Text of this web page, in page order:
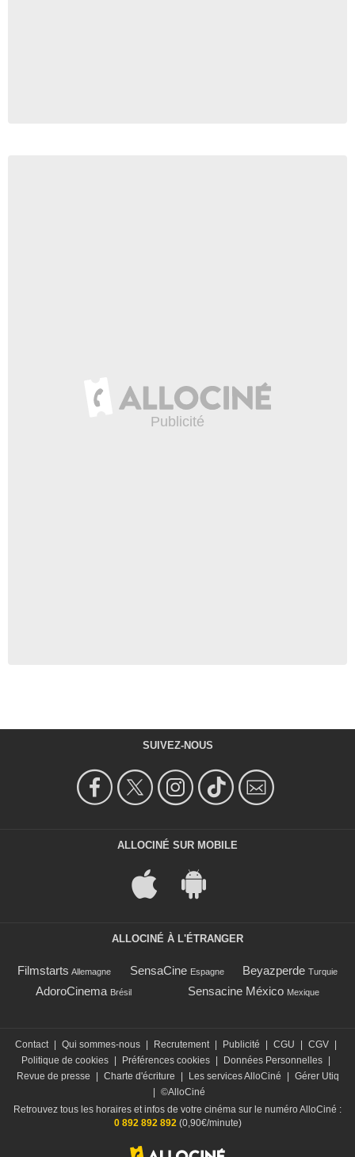
SUIVEZ-NOUS
ALLOCINÉ SUR MOBILE
ALLOCINÉ À L'ÉTRANGER
Filmstarts Allemagne SensaCine Espagne Beyazperde Turquie
AdoroCinema Brésil Sensacine México Mexique
Contact Qui sommes-nous Recrutement Publicité CGU CGV
Politique de cookies
Préférences cookies Données Personnelles
Revue de presse
Charte d'écriture Les services AlloCiné
Gérer Utiq
©AlloCiné
Retrouvez tous les horaires et infos de votre cinéma sur le numéro AlloCiné :
0 892 892 892(0,90€/minute)